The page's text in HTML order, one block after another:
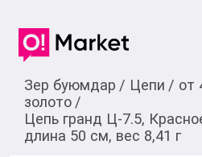
Зер буюмдар / Цепи / от
золото /
Цепь гранд Ц-7.5,
длина 50 см, вес 8,41 г